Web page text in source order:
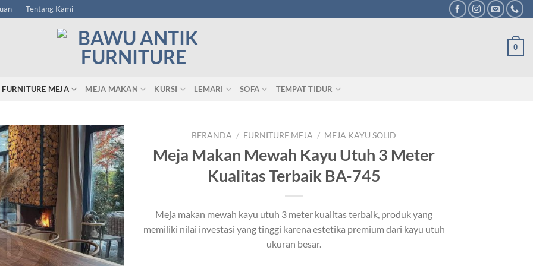
Tentang Kami
0
FURNITURE MEJA MEJA MAKAN KURSI LEMARI SOFA TEMPAT TIDUR
BERANDA / FURNITURE MEJA / MEJA KAYU SOLID
Meja Makan Mewah Kayu Utuh 3 Meter
Kualitas Terbaik BA-745
Meja makan mewah kayu utuh 3 meter kualitas terbaik, produk yang
memiliki nilai investasi yang tinggi karena estetika premium dari kayu utuh
ukuran besar.